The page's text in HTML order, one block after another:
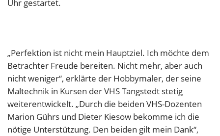
Uhr gestartet.
„Perfektion ist nicht mein Hauptziel. Ich möchte dem
Betrachter Freude bereiten. Nicht mehr, aber auch
nicht weniger“, erklärte der Hobbymaler, der seine
Maltechnik in Kursen der VHS Tangstedt stetig
weiterentwickelt. „Durch die beiden VHS-Dozenten
Marion Gührs und Dieter Kiesow bekomme ich die
nötige Unterstützung. Den beiden gilt mein Dank“,